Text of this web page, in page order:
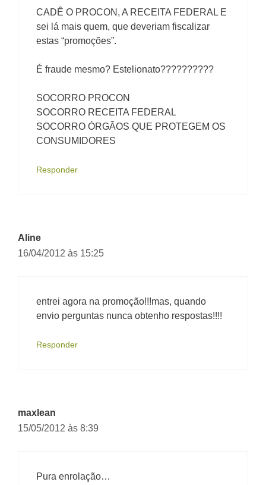
CADÊ O PROCON, A RECEITA FEDERAL E
sei lá mais quem, que deveriam fiscalizar
estas “promoções”.
É fraude mesmo? Estelionato??????????
SOCORRO PROCON
SOCORRO RECEITA FEDERAL
SOCORRO ÓRGÃOS QUE PROTEGEM OS
CONSUMIDORES
Responder
Aline
16/04/2012 às 15:25
entrei agora na promoção!!!mas, quando
envio perguntas nunca obtenho respostas!!!!
Responder
maxlean
15/05/2012 às 8:39
Pura enrolação…